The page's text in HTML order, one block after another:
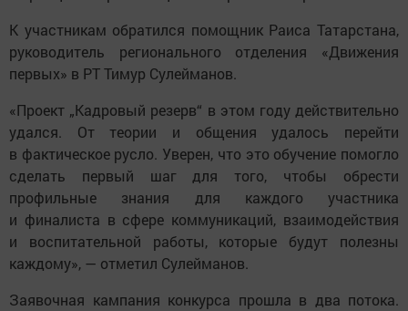
К участникам обратился помощник Раиса Татарстана,
руководитель регионального отделения «Движения
первых» в РТ Тимур Сулейманов.
«Проект „Кадровый резерв“ в этом году действительно
удался. От теории и общения удалось перейти
в фактическое русло. Уверен, что это обучение помогло
сделать первый шаг для того, чтобы обрести
профильные знания для каждого участника
и финалиста в сфере коммуникаций, взаимодействия
и воспитательной работы, которые будут полезны
каждому», — отметил Сулейманов.
Заявочная кампания конкурса прошла в два потока.